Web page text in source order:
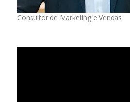
Consultor de Marketing e Vendas